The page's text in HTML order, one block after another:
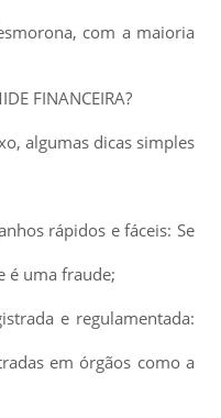
com a maioria
FINANCEIRA?
algumas dicas simples
rápidos e fáceis: Se
é uma fraude;
e regulamentada:
em órgãos como a